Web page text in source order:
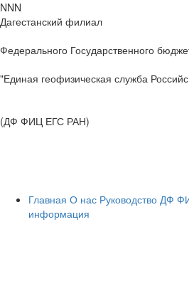
NNN
Дагестанский филиал
Федерального Государственного
"Единая геофизическая служба
(ДФ ФИЦ ЕГС РАН)
Главная О нас Руководство ДФ
информация